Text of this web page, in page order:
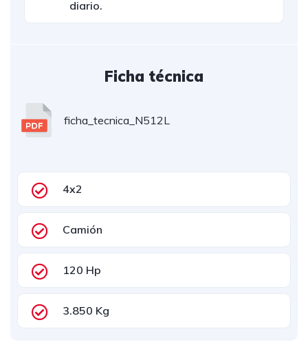
diario.
Ficha técnica
ficha_tecnica_N512L
4x2
Camión
120 Hp
3.850 Kg